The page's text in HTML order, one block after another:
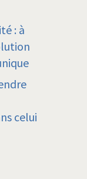
: à
celui